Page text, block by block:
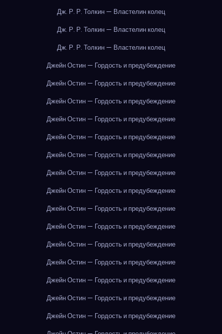
Дж. Р. Р. Толкин — Властелин колец
Дж. Р. Р. Толкин — Властелин колец
Дж. Р. Р. Толкин — Властелин колец
Джейн Остин — Гордость и предубеждение
Джейн Остин — Гордость и предубеждение
Джейн Остин — Гордость и предубеждение
Джейн Остин — Гордость и предубеждение
Джейн Остин — Гордость и предубеждение
Джейн Остин — Гордость и предубеждение
Джейн Остин — Гордость и предубеждение
Джейн Остин — Гордость и предубеждение
Джейн Остин — Гордость и предубеждение
Джейн Остин — Гордость и предубеждение
Джейн Остин — Гордость и предубеждение
Джейн Остин — Гордость и предубеждение
Джейн Остин — Гордость и предубеждение
Джейн Остин — Гордость и предубеждение
Джейн Остин — Гордость и предубеждение